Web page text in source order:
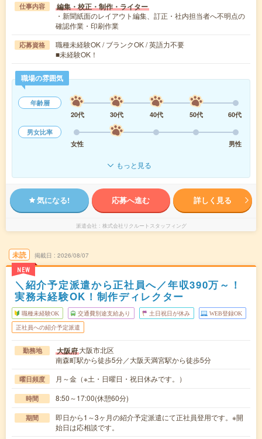
仕事内容 編集・校正・制作・ライター
・新聞紙面のレイアウト編集、訂正・社内担当者へ不明点の
確認作業・印刷作業
応募資格
職種未経験OK / ブランクOK / 英語力不要
■未経験OK！
職場の雰囲気
年齢層
20代
30代 40代 50代
60代
男女比率
女性
男性
もっと見る
気になる! 応募へ進む 詳しく見る
派遣会社 株式会社リクルートスタッフィング
未読
NEW
掲載日 2026/08/07
＼紹介予定派遣から正社員へ／年収390万～！
実務未経験OK！制作ディレクター
職種未経験OK 交通費別途支給あり 土日祝日が休み WEB登録OK
正社員への紹介予定派遣
勤務地 大阪府大阪市北区
南森町駅から徒歩5分／大阪天満宮駅から徒歩5分
曜日頻度 月～金（※土・日曜日・祝日休みです。）
時間 8:50～17:00(休憩60分)
期間
即日から1～3ヶ月の紹介予定派遣にて正社員登用です。※開
始日は応相談です。